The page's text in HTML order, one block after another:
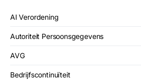
AI Verordening
Autoriteit Persoonsgegevens
AVG
Bedrijfscontinuïteit